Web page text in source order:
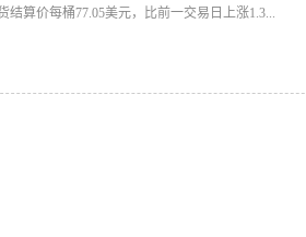
结算价每桶77.05美元，比前一交易日上涨1.3...